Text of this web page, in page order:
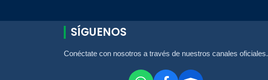
SÍGUENOS
Conéctate con nosotros a través de nuestros canales oficiales.